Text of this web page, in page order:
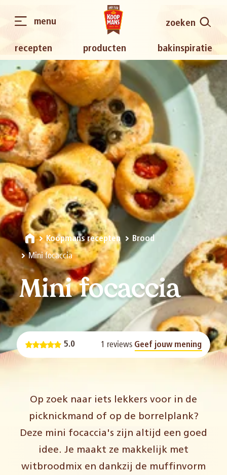
recepten producten bakinspiratie
zoeken
menu
Koopmans recepten Brood
Mini focaccia
Mini focaccia
5.0 1 reviews Geef jouw mening
Op zoek naar iets lekkers voor in de
picknickmand of op de borrelplank?
Deze mini focaccia's zijn altijd een goed
idee. Je maakt ze makkelijk met
witbroodmix en dankzij de muffinvorm